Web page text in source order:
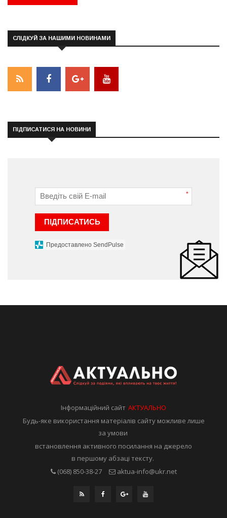
СЛІДКУЙ ЗА НАШИМИ НОВИНАМИ
ПІДПИСАТИСЯ НА НОВИНИ
*
ПІДПИСАТИСЬ
Предоставлено SendPulse
Інформаційний сайтАКТУАЛЬНО
Будь-яке використання матеріалів сайту можливе лише
за умови
встановлення активного посилання на джерело
в першому абзаці тексту.
(068) 850-38-27
aktua-info@ukr.net